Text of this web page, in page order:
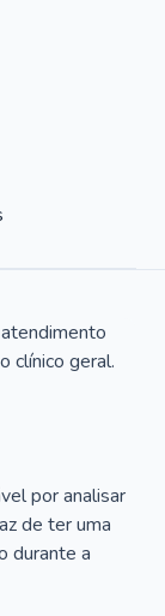
clínico geral.
por analisar
de ter uma
durante a